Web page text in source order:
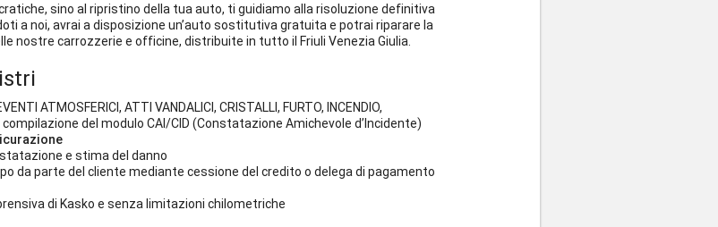
sino al ripristino della tua auto, ti guidiamo alla risoluzione definitiva
a noi, avrai a disposizione un’auto sostitutiva gratuita e potrai riparare la
nostre carrozzerie e officine, distribuite in tutto il Friuli Venezia Giulia.
ATMOSFERICI, ATTI VANDALICI, CRISTALLI, FURTO, INCENDIO,
compilazione del modulo CAI/CID (Constatazione Amichevole d’Incidente)
e stima del danno
da parte del cliente mediante cessione del credito o delega di pagamento
di Kasko e senza limitazioni chilometriche